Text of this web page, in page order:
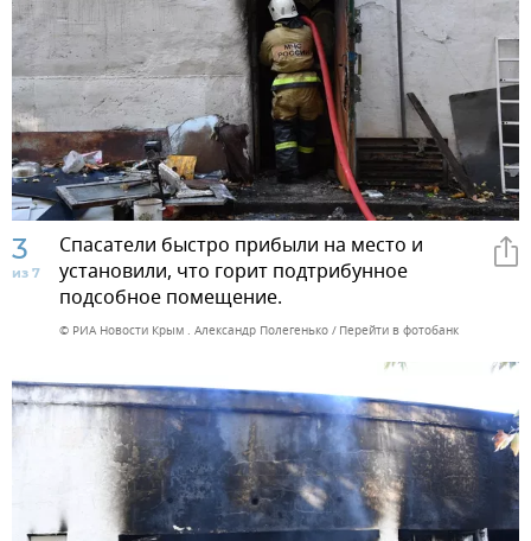
3
из 7
Спасатели быстро прибыли на место и
установили, что горит подтрибунное
подсобное помещение.
© РИА Новости Крым . Александр Полегенько Перейти в фотобанк